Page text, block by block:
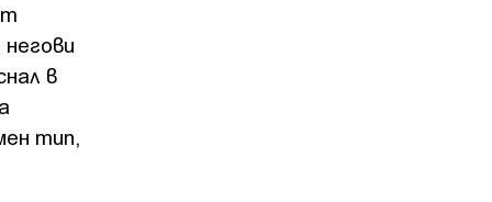
в
тип,